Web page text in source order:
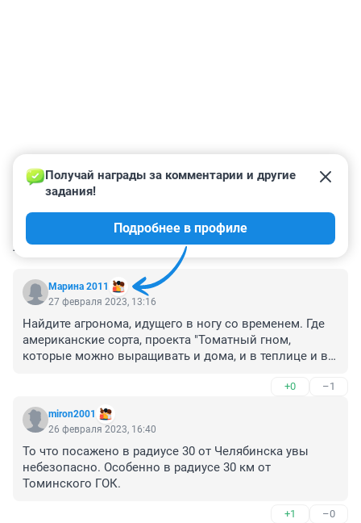
КОММЕНТАРИИ 8
Марина 2011
Получай награды за комментарии и другие
задания!
Подробнее в профиле
27 февраля 2023, 13:16
Найдите агронома, идущего в ногу со временем. Где
американские сорта, проекта "Томатный гном,
которые можно выращивать и дома, и в теплице и в
+0 –1
miron2001
26 февраля 2023, 16:40
То что посажено в радиусе 30 от Челябинска увы
небезопасно. Особенно в радиусе 30 км от
Томинского ГОК.
+1 –0